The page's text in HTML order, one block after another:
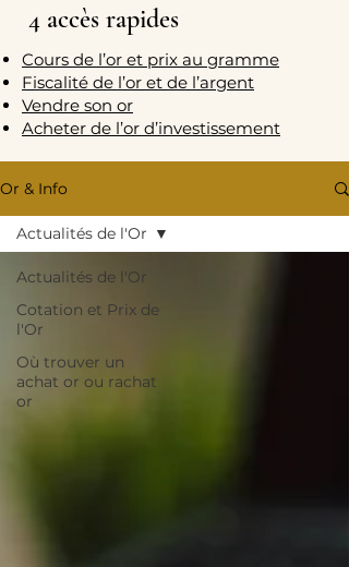
4 accès rapides
Cours de l’or et prix au gramme
Fiscalité de l’or et de l’argent
Vendre son or
Acheter de l’or d’investissement
Or & Info
Actualités de l'Or
Cotation et Prix de
l'Or
Où trouver un
achat or ou rachat
or
Actualités de l'Or